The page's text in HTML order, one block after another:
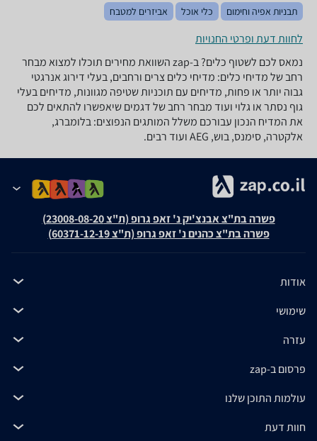
תבניות אפיה וחימום
כלי אוכל אביזרים למטבח
לחוות דעת ופרטי החנויות
נמאס לכם לשטוף כלים? ב-zap השוואת מחירים תוכלו למצוא מבחר
רחב של מדיחי כלים: מדיחי כלים צרים ורחבים, בעלי דירוג אנרגטי
גבוה יותר או פחות, מדיחים עם תוכניות שטיפה מגוונות, מדיחים בעלי
גוף נסתר או גלוי ועוד מבחר רחב של דגמים שיאפשרו להתאים לכם
את המדיח הנכון עבורכם משלל המותגים הנפוצים: בלומברג,
אלקטרה, סימנס, בוש, AEG ועוד רבים.
פשרה בת"צ אבנצ'יק נ' זאפ גרופ (ת"צ 23008-08-20)
פשרה בת"צ כהנים נ' זאפ גרופ (ת"צ 60371-12-19)
אודות
שימושי
עזרה
פרסום ב-zap
עולמות התוכן שלנו
חוות דעת